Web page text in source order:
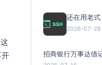
2026-07-28
招商银行万事达借